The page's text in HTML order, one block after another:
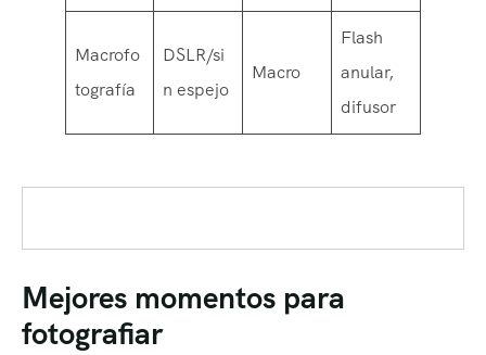
Macrofo
tografía
DSLR/si
n espejo
Macro
Flash
anular,
difusor
Mejores momentos para
fotografiar